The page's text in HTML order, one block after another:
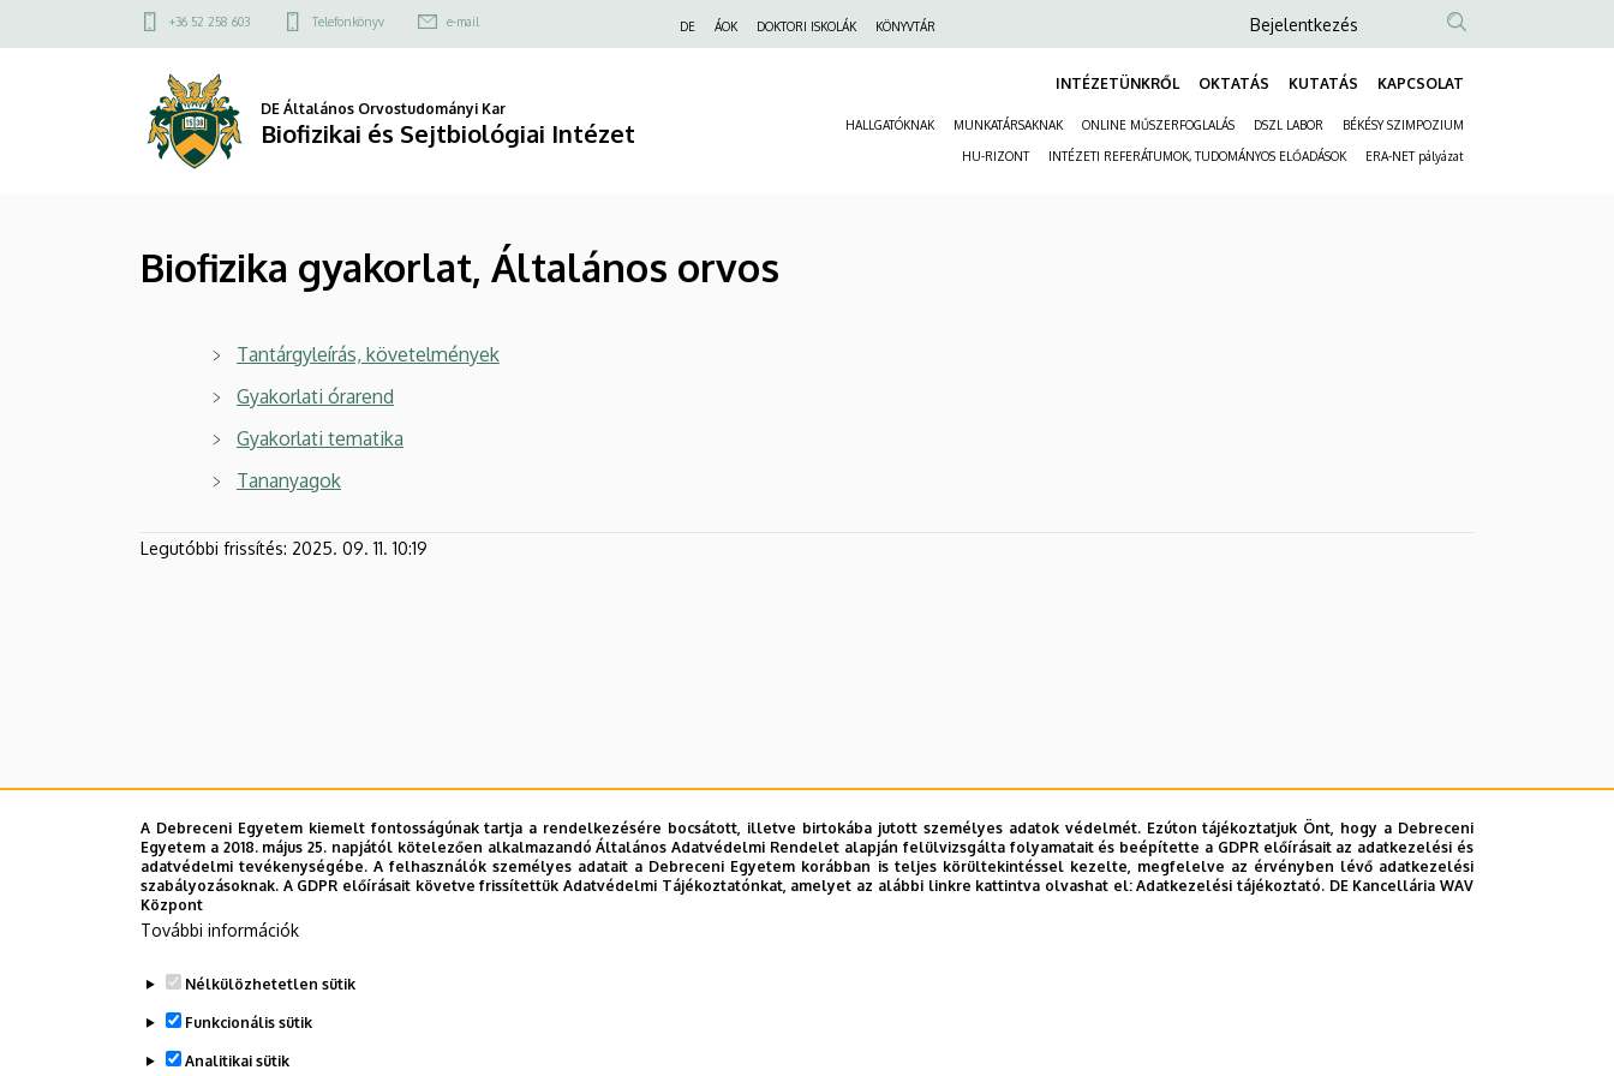
Biofizika
gyakorlat,
Általános
Biofizikai
Sejtbiológiai
a
Felső
menü
+36 52 258 603 Telefonkönyv e-mail DE ÁOK DOKTORI ISKOLÁK KÖNYVTÁR
Anonim
fiók
menüje
Bejelentkezés
DE Általános Orvostudományi Kar
Biofizikai és Sejtbiológiai Intézet
INTÉZETÜNKRŐL OKTATÁS KUTATÁS KAPCSOLAT
HALLGATÓKNAK MUNKATÁRSAKNAK ONLINE MŰSZERFOGLALÁS DSZL LABOR BÉKÉSY SZIMPOZIUM
HU-RIZONT INTÉZETI REFERÁTUMOK, TUDOMÁNYOS ELŐADÁSOK ERA-NET pályázat
Biofizika gyakorlat, Általános orvos
Tantárgyleírás, követelmények
Gyakorlati órarend
Gyakorlati tematika
Tananyagok
Legutóbbi frissítés: 2025. 09. 11. 10:19
A Debreceni Egyetem kiemelt fontosságúnak tartja a rendelkezésére bocsátott, illetve birtokába jutott személyes adatok védelmét. Ezúton tájékoztatjuk Önt, hogy a Debreceni
Egyetem a 2018. május 25. napjától kötelezően alkalmazandó Általános Adatvédelmi Rendelet alapján felülvizsgálta folyamatait és beépítette a GDPR előírásait az adatkezelési és
adatvédelmi tevékenységébe. A felhasználók személyes adatait a Debreceni Egyetem korábban is teljes körültekintéssel kezelte, megfelelve az érvényben lévő adatkezelési
szabályozásoknak. A GDPR előírásait követve frissítettük Adatvédelmi Tájékoztatónkat, amelyet az alábbi linkre kattintva olvashat el:Adatkezelési tájékoztató. DE Kancellária WAV
Központ
További információk
Nélkülözhetetlen sütik
Funkcionális sütik
Analitikai sütik